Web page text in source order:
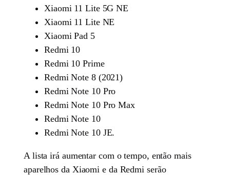
Xiaomi 11 Lite 5G NE
Xiaomi 11 Lite NE
Xiaomi Pad 5
Redmi 10
Redmi 10 Prime
Redmi Note 8 (2021)
Redmi Note 10 Pro
Redmi Note 10 Pro Max
Redmi Note 10
Redmi Note 10 JE.
A lista irá aumentar com o tempo, então mais
aparelhos da Xiaomi e da Redmi serão